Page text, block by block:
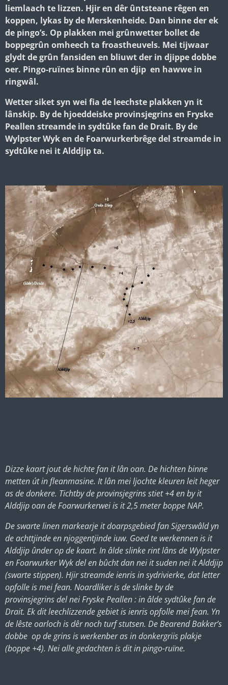
liemlaach te lizzen. Hjir en dêr ûntsteane rêgen en
koppen, lykas by de Merskenheide. Dan binne der ek
de pingo’s. Op plakken mei grûnwetter bollet de
boppegrûn omheech ta froastheuvels. Mei tijwaar
glydt de grûn fansiden en bliuwt der in djippe dobbe
oer. Pingo-ruïnes binne rûn en djip en hawwe in
ringwâl.
Wetter siket syn wei fia de leechste plakken yn it
lânskip. By de hjoeddeiske provinsjegrins en Fryske
Peallen streamde in sydtûke fan de Drait. By de
Wylpster Wyk en de Foarwurkerbrêge del streamde in
sydtûke nei it Alddjip ta.
Dizze kaart jout de hichte fan it lân oan. De hichten binne
metten út in fleanmasine. It lân mei ljochte kleuren leit heger
as de donkere. Tichtby de provinsjegrins stiet +4 en by it
Alddjip oan de Foarwurkerwei is it 2,5 meter boppe NAP.
De swarte linen markearje it doarpsgebied fan Sigerswâld yn
de achttjinde en njoggentjinde iuw. Goed te werkennen is it
Alddjip ûnder op de kaart. In âlde slinke rint lâns de Wylpster
en Foarwurker Wyk del en bûcht dan nei it suden nei it Alddjip
(swarte stippen). Hjir streamde ienris in sydrivierke, dat letter
opfolle is mei fean. Noardliker is de slinke by de
provinsjegrins del nei Fryske Peallen : in âlde sydtûke fan de
Drait. Ek dit leechlizzende gebiet is ienris opfolle mei fean. Yn
de lêste oarloch is dêr noch turf stutsen. De Bearend Bakker’s
dobbe op de grins is werkenber as in donkergriis plakje
(boppe +4). Nei alle gedachten is dit in pingo-ruïne.